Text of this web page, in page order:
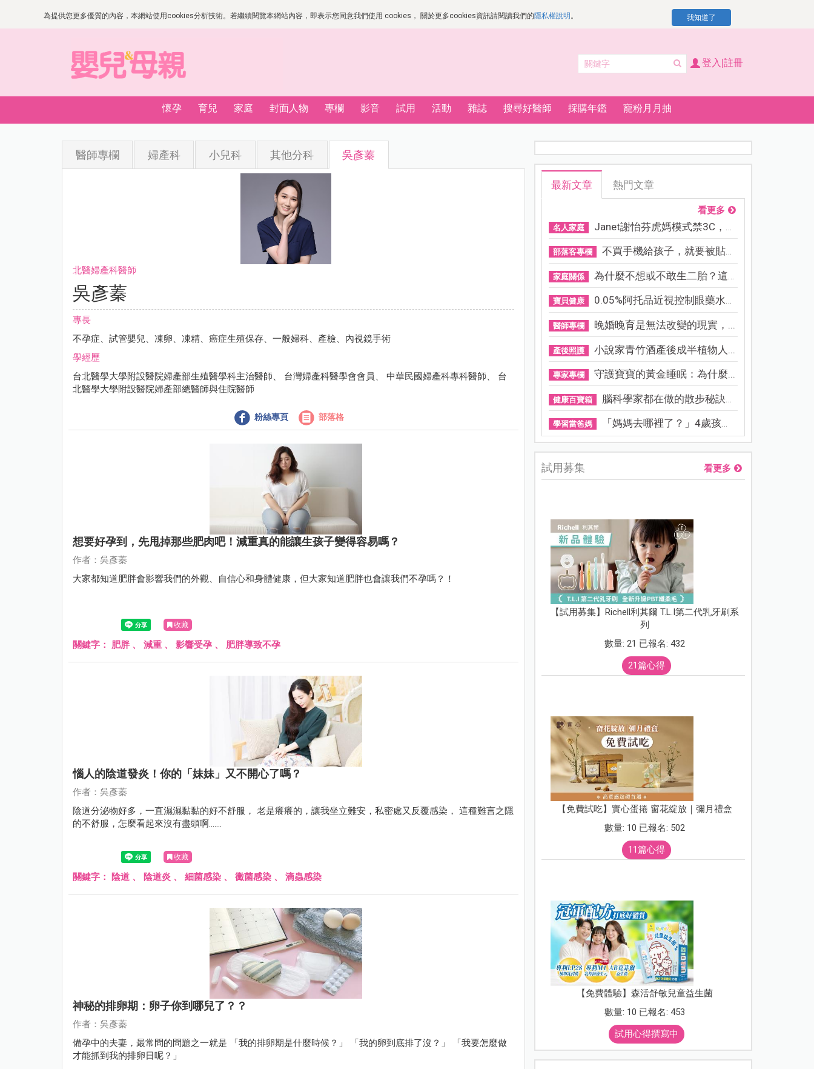
為提供您更多優質的內容，本網站使用cookies分析技術。若繼續閱覽本網站內容，即表示您同意我們使用 cookies， 關於更多cookies資訊請閱讀我們的隱私權說明 。 我知道了
登入|註冊
懷孕 育兒 家庭 封面人物 專欄 影音 試用 活動 雜誌 搜尋好醫師 採購年鑑 寵粉月月抽
醫師專欄 婦產科 小兒科 其他分科 吳彥蓁
北醫婦產科醫師
吳彥蓁
專長
不孕症、試管嬰兒、凍卵、凍精、癌症生殖保存、一般婦科、產檢、內視鏡手術
學經歷
台北醫學大學附設醫院婦產部生殖醫學科主治醫師、 台灣婦產科醫學會會員、 中華民國婦產科專科醫師、 台
北醫學大學附設醫院婦產部總醫師與住院醫師
粉絲專頁 部落格
想要好孕到，先甩掉那些肥肉吧！減重真的能讓生孩子變得容易嗎？
作者：吳彥蓁
大家都知道肥胖會影響我們的外觀、自信心和身體健康，但大家知道肥胖也會讓我們不孕嗎？！
收藏
關鍵字： 肥胖、 減重 、 影響受孕 、 肥胖導致不孕
惱人的陰道發炎！你的「妹妹」又不開心了嗎？
作者：吳彥蓁
陰道分泌物好多，一直濕濕黏黏的好不舒服， 老是癢癢的，讓我坐立難安，私密處又反覆感染， 這種難言之隱
的不舒服，怎麼看起來沒有盡頭啊.......
收藏
關鍵字： 陰道 、 陰道炎 、 細菌感染 、 黴菌感染 、 滴蟲感染
神秘的排卵期：卵子你到哪兒了？？
作者：吳彥蓁
備孕中的夫妻，最常問的問題之一就是 「我的排卵期是什麼時候？」 「我的卵到底排了沒？」 「我要怎麼做
才能抓到我的排卵日呢？」
最新文章 熱門文章
看更多
名人家庭 Janet謝怡芬虎媽模式禁3C，看...
部落客專欄 不買手機給孩子，就要被貼「...
家庭關係 為什麼不想或不敢生二胎？這8...
寶貝健康 0.05%阿托品近視控制眼藥水納...
醫師專欄 晚婚晚育是無法改變的現實，...
產後照護 小說家青竹酒產後成半植物人...
專家專欄 守護寶寶的黃金睡眠：為什麼...
健康百寶箱 腦科學家都在做的散步秘訣！...
學習當爸媽 「媽媽去哪裡了？」4歲孩子還...
試用募集 看更多
【試用募集】Richell利其爾 T.L.I第二代乳牙刷系
列
數量: 21 已報名: 432
21篇心得
【免費試吃】實心蛋捲 窗花綻放｜彌月禮盒
數量: 10 已報名: 502
11篇心得
【免費體驗】森活舒敏兒童益生菌
數量: 10 已報名: 453
試用心得撰寫中